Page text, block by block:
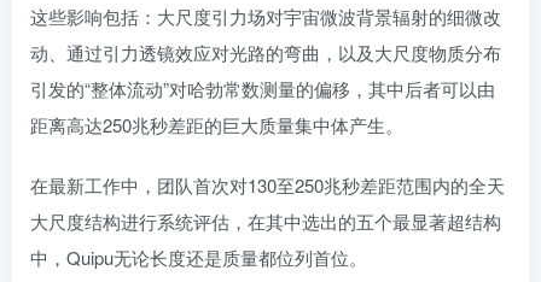
这些影响包括：大尺度引力场对宇宙微波背景辐射的细微改
动、通过引力透镜效应对光路的弯曲，以及大尺度物质分布
引发的“整体流动”对哈勃常数测量的偏移，其中后者可以由
距离高达250兆秒差距的巨大质量集中体产生。
在最新工作中，团队首次对130至250兆秒差距范围内的全天
大尺度结构进行系统评估，在其中选出的五个最显著超结构
中，Quipu无论长度还是质量都位列首位。